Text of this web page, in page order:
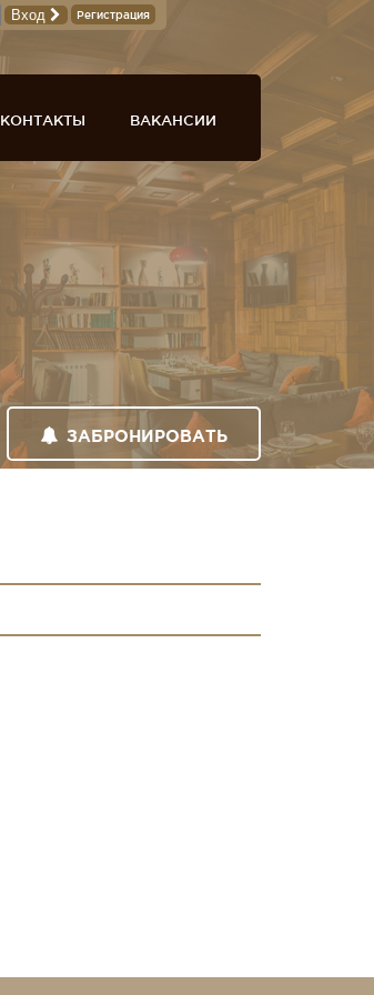
Вход Регистрация
ВАКАНСИИ
КОНТАКТЫ
ЗАБРОНИРОВАТЬ